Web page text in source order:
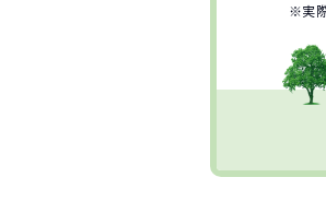
※実